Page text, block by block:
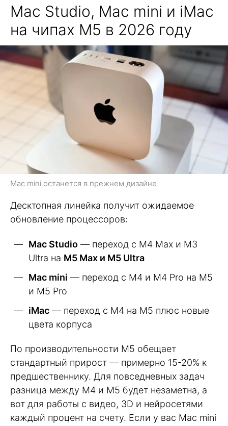
Mac Studio, Mac mini и iMac
на чипах M5 в 2026 году
Mac mini останется в прежнем дизайне
Десктопная линейка получит ожидаемое
обновление процессоров:
Mac Studio — переход с M4 Max и M3
Ultra на M5 Max и M5 Ultra
Mac mini — переход с M4 и M4 Pro на M5
и M5 Pro
iMac — переход с M4 на M5 плюс новые
цвета корпуса
По производительности M5 обещает
стандартный прирост — примерно 15-20% к
предшественнику. Для повседневных задач
разница между M4 и M5 будет незаметна, а
вот для работы с видео, 3D и нейросетями
каждый процент на счету. Если у вас Mac mini